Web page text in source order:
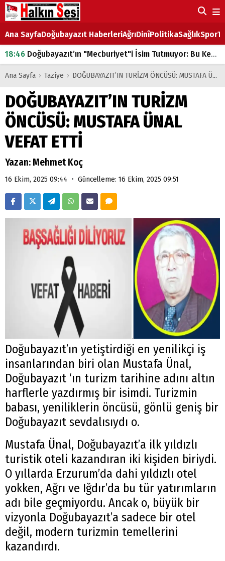
Ana SayfaDoğubayazıt HaberleriAğrıDinîPolitikaSağlıkSpor
18:46 Doğubayazıt’ın "Mecburiyet"i İsim Tutmuyor: Bu Kez de Mem u Zîn Oldu!
07:53Doğubayazıt’ta Ekmek Fiyatlarına Zam
Doğubayazıt'ta çocukların sırtındaki ağır yük
07:00
DEVLET ve HÜKÜMET
18:29ÇARŞI CADDESİ YAZ BOZ TAHTASI
Ana Sayfa › Taziye › DOĞUBAYAZIT’IN TURİZM ÖNCÜSÜ: MUSTAFA ÜNAL VEFAT ETTİ
DOĞUBAYAZIT’IN TURİZM
ÖNCÜSÜ: MUSTAFA ÜNAL
VEFAT ETTİ
Yazan: Mehmet Koç
16 Ekim, 2025 09:44 • Güncelleme: 16 Ekim, 2025 09:51
Doğubayazıt’ın yetiştirdiği en yenilikçi iş
insanlarından biri olan Mustafa Ünal,
Doğubayazıt ‘ın turizm tarihine adını altın
harflerle yazdırmış bir isimdi. Turizmin
babası, yeniliklerin öncüsü, gönlü geniş bir
Doğubayazıt sevdalısıydı o.
Mustafa Ünal, Doğubayazıt’a ilk yıldızlı
turistik oteli kazandıran iki kişiden biriydi.
O yıllarda Erzurum’da dahi yıldızlı otel
yokken, Ağrı ve Iğdır’da bu tür yatırımların
adı bile geçmiyordu. Ancak o, büyük bir
vizyonla Doğubayazıt’a sadece bir otel
değil, modern turizmin temellerini
kazandırdı.